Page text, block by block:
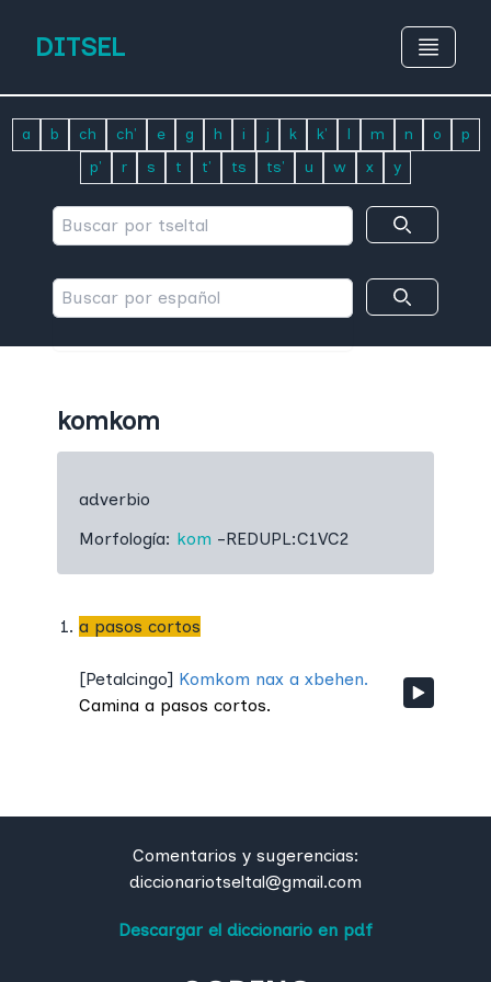
DITSEL
a b ch ch' e g h i j k k' l m n o
p
p'
r s t t' ts ts' u w x y
komkom
adverbio
Morfología: kom -REDUPL:C1VC2
a pasos cortos
[Petalcingo] Komkom nax a xbehen.
Camina a pasos cortos.
Comentarios y sugerencias:
diccionariotseltal@gmail.com
Descargar el diccionario en pdf